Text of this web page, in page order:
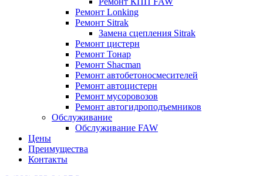
Ремонт Lonking
Ремонт Sitrak
Замена сцепления Sitrak
Ремонт цистерн
Ремонт Тонар
Ремонт Shacman
Ремонт автобетоносмесителей
Ремонт автоцистерн
Ремонт мусоровозов
Ремонт автогидроподъемников
Обслуживание
Обслуживание FAW
Цены
Преимущества
Контакты